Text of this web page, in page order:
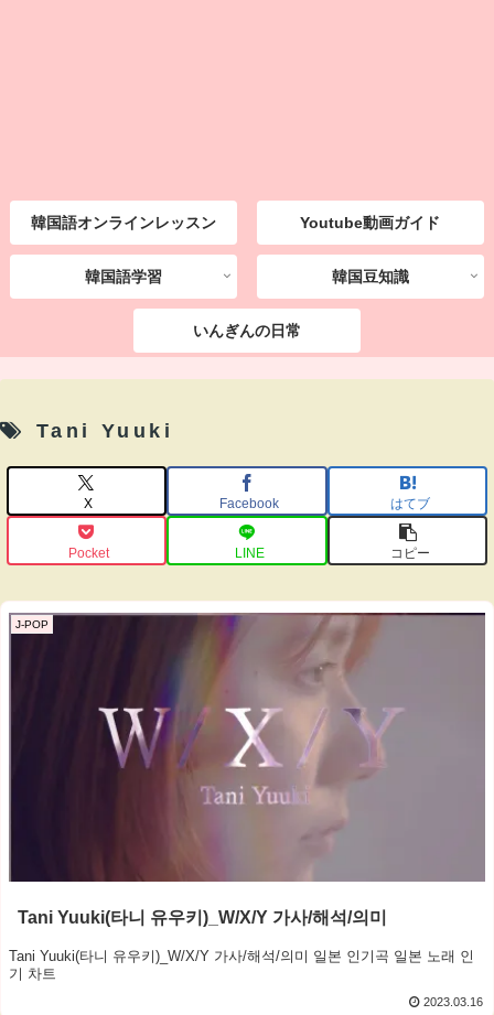
韓国語オンラインレッスン Youtube動画ガイド
韓国語学習 韓国豆知識
いんぎんの日常
Tani Yuuki
X Facebook はてブ
Pocket LINE コピー
J-POP
Tani Yuuki(타니 유우키)_W/X/Y 가사/해석/의미
Tani Yuuki(타니 유우키)_W/X/Y 가사/해석/의미 일본 인기곡 일본 노래 인
기 차트
2023.03.16